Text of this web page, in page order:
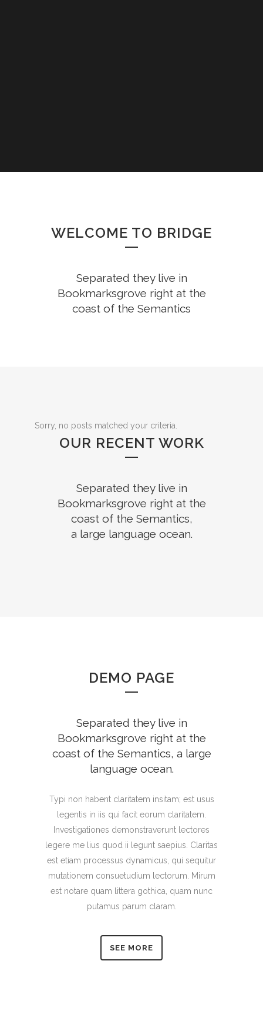
WELCOME TO BRIDGE
Separated they live in
Bookmarksgrove right at the
coast of the Semantics
Sorry, no posts matched your criteria.
OUR RECENT WORK
Separated they live in
Bookmarksgrove right at the
coast of the Semantics,
a large language ocean.
DEMO PAGE
Separated they live in
Bookmarksgrove right at the
coast of the Semantics, a large
language ocean.
Typi non habent claritatem insitam; est usus
legentis in iis qui facit eorum claritatem.
Investigationes demonstraverunt lectores
legere me lius quod ii legunt saepius. Claritas
est etiam processus dynamicus, qui sequitur
mutationem consuetudium lectorum. Mirum
est notare quam littera gothica, quam nunc
putamus parum claram.
SEE MORE